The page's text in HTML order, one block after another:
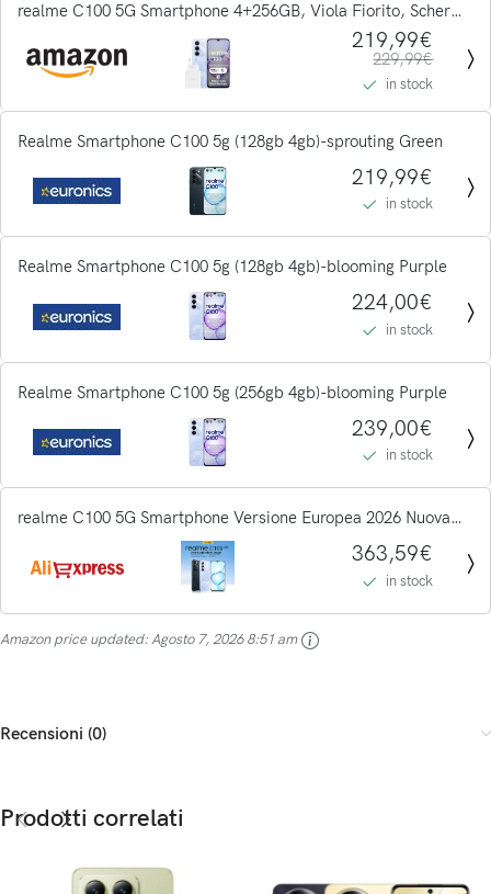
realme C100 5G Smartphone 4+256GB, Viola Fiorito, Schermo
6,8 pollici, Display LCD 144Hz, Ricarica Ultra Veloce 45W,
Batteria 6600mAh, Fotocamera AI 50MP,...
219,99€
229,99€
in stock
Realme Smartphone C100 5g (128gb 4gb)-sprouting Green
219,99€
in stock
Realme Smartphone C100 5g (128gb 4gb)-blooming Purple
224,00€
in stock
Realme Smartphone C100 5g (256gb 4gb)-blooming Purple
239,00€
in stock
realme C100 5G Smartphone Versione Europea 2026 Nuova
Anteprima Mondiale MediaTek Dimensity 6300 Display 6.8''
144Hz Batteria 6600mAh Ricarica 45W Fotocamera...
363,59€
in stock
Amazon price updated:Agosto 7, 2026 8:51 am
Recensioni (0)
Prodotti correlati